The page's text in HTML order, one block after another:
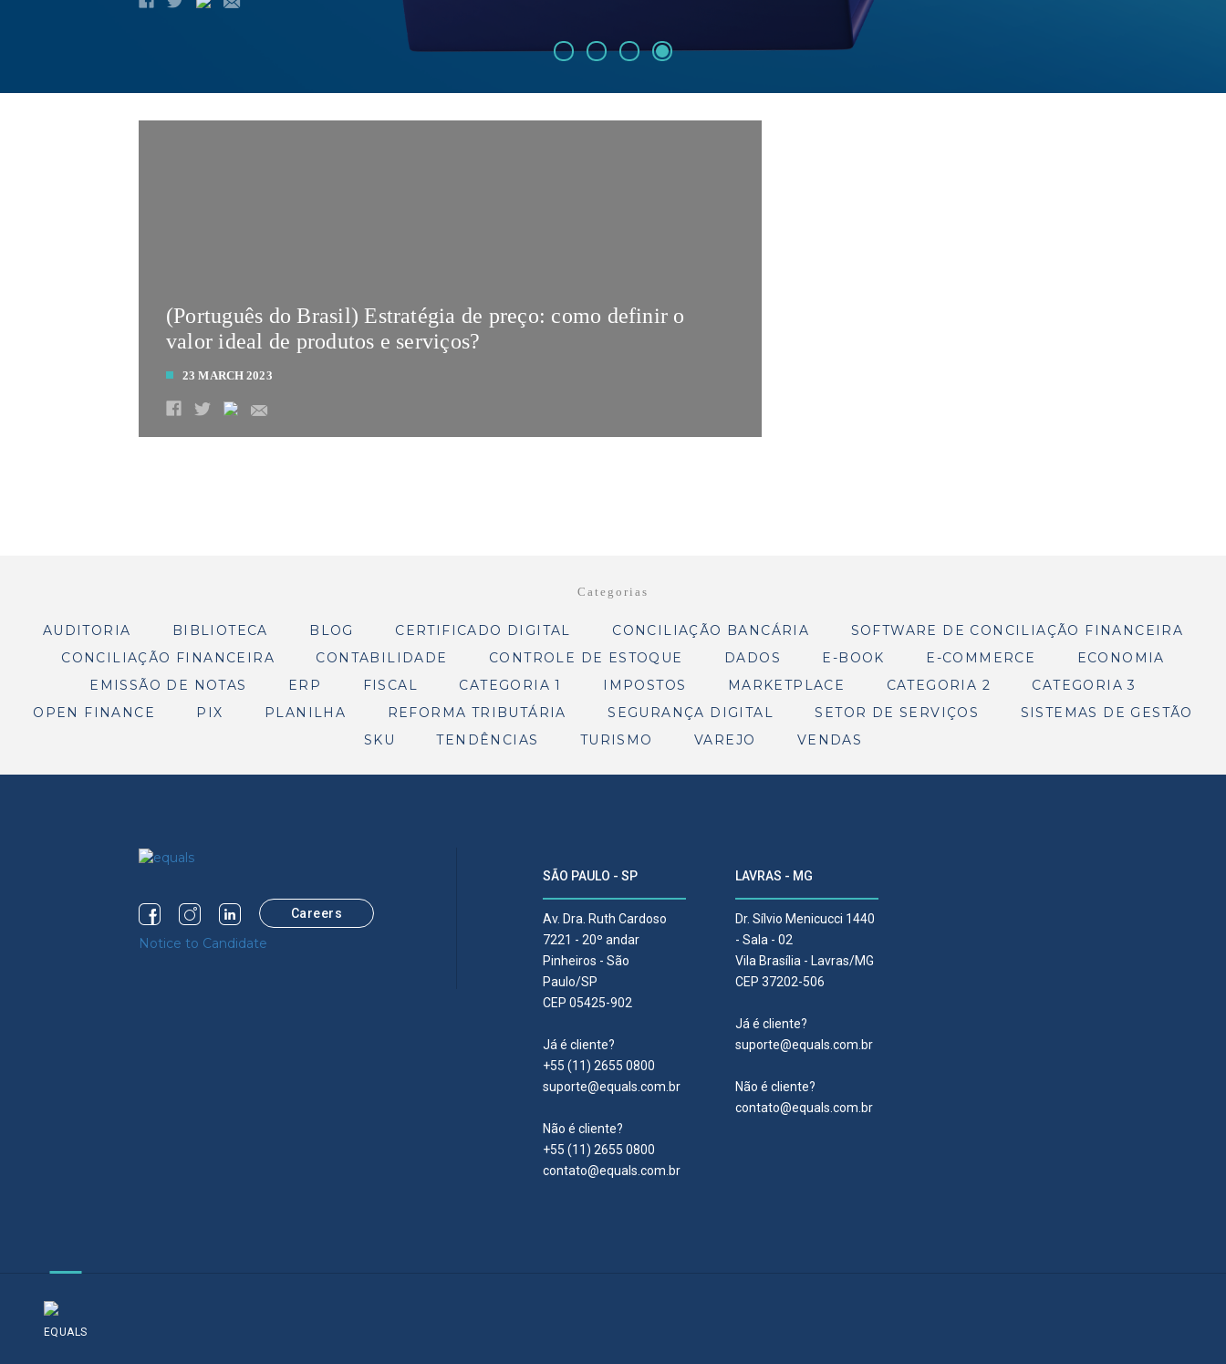
(Português do Brasil) Estratégia de preço: como definir o
valor ideal de produtos e serviços?
23 MARCH 2023
Categorias
AUDITORIA BIBLIOTECA BLOG CERTIFICADO DIGITAL CONCILIAÇÃO BANCÁRIA
SOFTWARE DE CONCILIAÇÃO FINANCEIRA
CONCILIAÇÃO FINANCEIRA
CONTABILIDADE CONTROLE DE ESTOQUE DADOS E-BOOK E-COMMERCE
ECONOMIA
EMISSÃO DE NOTAS
ERP FISCAL CATEGORIA 1 IMPOSTOS MARKETPLACE CATEGORIA 2
CATEGORIA 3
OPEN FINANCE
PIX PLANILHA REFORMA TRIBUTÁRIA SEGURANÇA DIGITAL SETOR DE SERVIÇOS
SISTEMAS DE GESTÃO
SKU
TENDÊNCIAS TURISMO VAREJO VENDAS
Careers
Notice to Candidate
SÃO PAULO - SP
Av. Dra. Ruth Cardoso
7221 - 20º andar
Pinheiros - São
Paulo/SP
CEP 05425-902
Já é cliente?
+55 (11) 2655 0800
suporte@equals.com.br
Não é cliente?
+55 (11) 2655 0800
contato@equals.com.br
LAVRAS - MG
Dr. Sílvio Menicucci 1440
- Sala - 02
Vila Brasília - Lavras/MG
CEP 37202-506
Já é cliente?
suporte@equals.com.br
Não é cliente?
contato@equals.com.br
EQUALS